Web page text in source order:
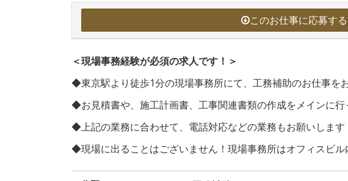
このお仕事に応募する
＜現場事務経験が必須の求人です！＞
◆東京駅より徒歩1分の現場事務所にて、工務補助のお仕事を
◆お見積書や、施工計画書、工事関連書類の作成をメインに行
◆上記の業務に合わせて、電話対応などの業務もお願いします
◆現場に出ることはございません！現場事務所はオフィスビル